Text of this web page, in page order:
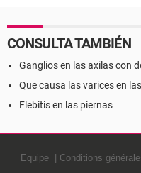
CONSULTA TAMBIÉN
Ganglios en las axilas con
Que causa las varices en
Flebitis en las piernas
Equipe Conditions